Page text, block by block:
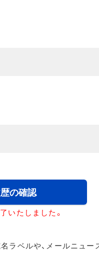
の確認
いたしました。
ラベルや、メールニュー